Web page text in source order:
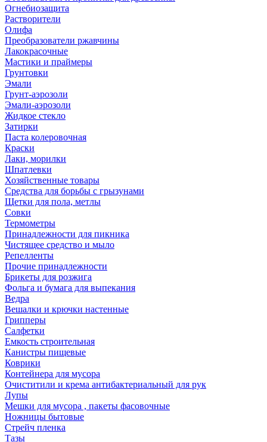
Огнебиозащита
Растворители
Олифа
Преобразователи ржавчины
Лакокрасочные
Мастики и праймеры
Грунтовки
Эмали
Грунт-аэрозоли
Эмали-аэрозоли
Жидкое стекло
Затирки
Паста колеровочная
Краски
Лаки, морилки
Шпатлевки
Хозяйственные товары
Средства для борьбы с грызунами
Щетки для пола, метлы
Совки
Термометры
Принадлежности для пикника
Чистящее средство и мыло
Репелленты
Прочие принадлежности
Брикеты для розжига
Фольга и бумага для выпекания
Ведра
Вешалки и крючки настенные
Грипперы
Салфетки
Емкость строительная
Канистры пищевые
Коврики
Контейнера для мусора
Очиститили и крема антибактериальный для рук
Лупы
Мешки для мусора , пакеты фасовочные
Ножницы бытовые
Стрейч пленка
Тазы